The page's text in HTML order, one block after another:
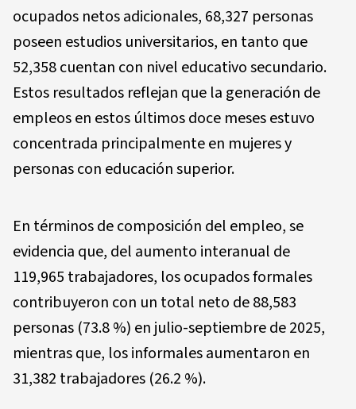
ocupados netos adicionales, 68,327 personas
poseen estudios universitarios, en tanto que
52,358 cuentan con nivel educativo secundario.
Estos resultados reflejan que la generación de
empleos en estos últimos doce meses estuvo
concentrada principalmente en mujeres y
personas con educación superior.
En términos de composición del empleo, se
evidencia que, del aumento interanual de
119,965 trabajadores, los ocupados formales
contribuyeron con un total neto de 88,583
personas (73.8 %) en julio-septiembre de 2025,
mientras que, los informales aumentaron en
31,382 trabajadores (26.2 %).